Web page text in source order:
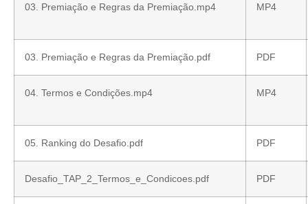
03. Premiação e Regras da Premiação.mp4 MP4
03. Premiação e Regras da Premiação.pdf PDF
04. Termos e Condições.mp4 MP4
05. Ranking do Desafio.pdf PDF
Desafio_TAP_2_Termos_e_Condicoes.pdf PDF